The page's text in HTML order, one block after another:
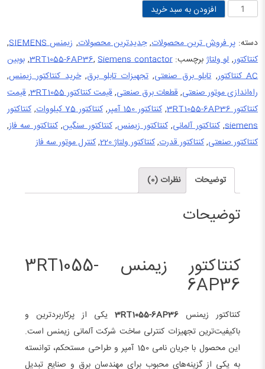
کنتاکتور
3RT1055-
6AP36
عدد
افزودن به سبد خرید
دسته:پر فروش ترین محصولات,جدیدترین محصولات,زیمنس SIEMENS
,
کنتاکتور,لو ولتاژ برچسب: 3RT1055-6AP36,Siemens contactor
, بوبین
AC کنتاکتور
,تابلو برق صنعتی, تجهیزات تابلو برق,خرید کنتاکتور زیمنس,
راه‌اندازی موتور صنعتی,قطعات برق صنعتی,قیمت کنتاکتور 3RT1055 ,قیمت
کنتاکتور 3RT1055-6AP36
, کنتاکتور 150 آمپر , کنتاکتور 75 کیلووات , کنتاکتور
siemens
,کنتاکتور آلمانی,کنتاکتور زیمنس,کنتاکتور سنگین,کنتاکتور سه فاز,
کنتاکتور صنعتی,کنتاکتور قدرت,کنتاکتور ولتاژ 220 ,کنترل موتور سه فاز
توضیحات نظرات (0)
توضیحات
کنتاکتور زیمنس 3RT1055-
6AP36
کنتاکتور زیمنس 3RT1055-6AP36 یکی از پرکاربردترین و
باکیفیت‌ترین تجهیزات کنترلی ساخت شرکت آلمانی زیمنس است.
این محصول با جریان نامی 150 آمپر و طراحی مستحکم، توانسته
به یکی از گزینه‌های محبوب برای مهندسان برق و صنایع تبدیل